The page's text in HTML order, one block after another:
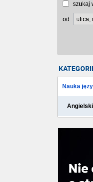
szukaj
od
Nauka
Angielski